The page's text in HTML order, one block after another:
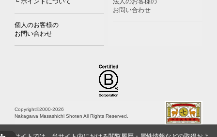
個人のお客様の
お問い合わせ
お問い合わせ
Copyright©2000-2026
Nakagawa Masashichi Shoten All Rights Reserved.